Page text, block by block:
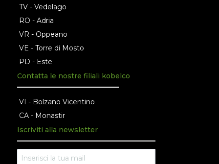
TV - Vedelago
RO - Adria
VR - Oppeano
VE - Torre di Mosto
PD - Este
Contatta le nostre filiali kobelco
VI - Bolzano Vicentino
CA - Monastir
Iscriviti alla newsletter